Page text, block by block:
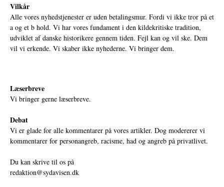
Vilkår
Alle vores nyhedstjenester er uden betalingsmur. Fordi vi ikke tror på et
a og et b hold. Vi har vores fundament i den kildekritiske tradition,
udviklet af danske historikere gennem tiden. Fejl kan og vil ske. Dem
vil vi erkende. Vi skaber ikke nyhederne. Vi bringer dem.
Læserbreve
Vi bringer gerne læserbreve.
Debat
Vi er glade for alle kommentarer på vores artikler. Dog modererer vi
kommentarer for personangreb, racisme, had og angreb på privatlivet.
Du kan skrive til os på
redaktion@sydavisen.dk